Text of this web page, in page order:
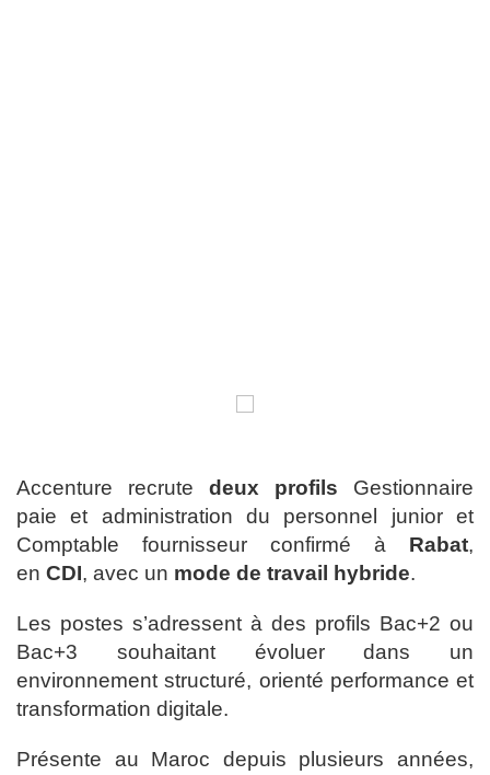
Accenture recrute deux profils Gestionnaire
paie et administration du personnel junior et
Comptable fournisseur confirmé à Rabat,
en CDI, avec un mode de travail hybride.
Les postes s’adressent à des profils Bac+2 ou
Bac+3 souhaitant évoluer dans un
environnement structuré, orienté performance et
transformation digitale.
Présente au Maroc depuis plusieurs années,